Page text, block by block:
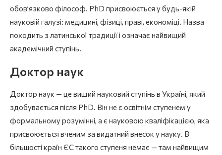
обов’язково філософ. PhD присвоюється у будь-якій
науковій галузі: медицині, фізиці, праві, економіці. Назва
походить з латинської традиції і означає найвищий
академічний ступінь.
Доктор наук
Доктор наук — це вищий науковий ступінь в Україні, який
здобувається після PhD. Він не є освітнім ступенем у
формальному розумінні, а є науковою кваліфікацією, яка
присвоюється вченим за видатний внесок у науку. В
більшості країн ЄС такого ступеня немає — там найвищим